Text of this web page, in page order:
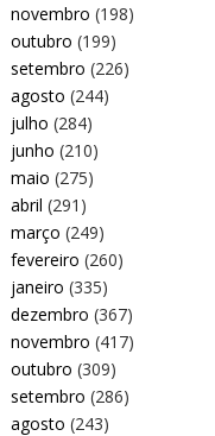
novembro (198)
outubro (199)
setembro (226)
agosto (244)
julho (284)
junho (210)
maio (275)
abril (291)
março (249)
fevereiro (260)
janeiro (335)
dezembro (367)
novembro (417)
outubro (309)
setembro (286)
agosto (243)